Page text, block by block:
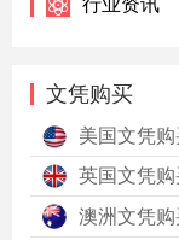
行业资讯
文凭购买
美国文凭购
英国文凭购
澳洲文凭购